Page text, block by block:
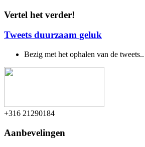
Vertel het verder!
Tweets duurzaam geluk
Bezig met het ophalen van de tweets..
+316 21290184
Aanbevelingen